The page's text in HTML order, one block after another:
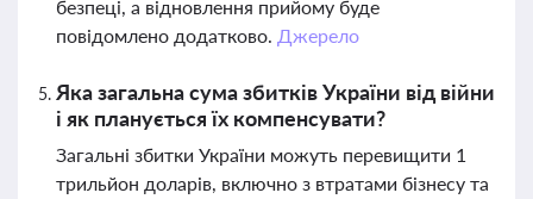
безпеці, а відновлення прийому буде
повідомлено додатково. Джерело
Яка загальна сума збитків України від війни
і як планується їх компенсувати?
Загальні збитки України можуть перевищити 1
трильйон доларів, включно з втратами бізнесу та